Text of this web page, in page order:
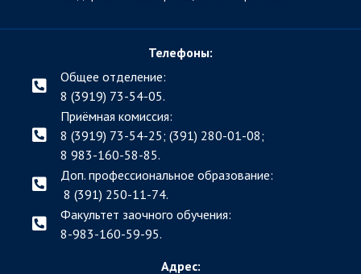
Телефоны:
Общее отделение:
8 (3919) 73-54-05.
Приёмная комиссия:
8 (3919) 73-54-25; (391) 280-01-08;
8 983-160-58-85.
Доп. профессиональное образование:
8 (391) 250-11-74.
Факультет заочного обучения:
8-983-160-59-95.
Адрес: